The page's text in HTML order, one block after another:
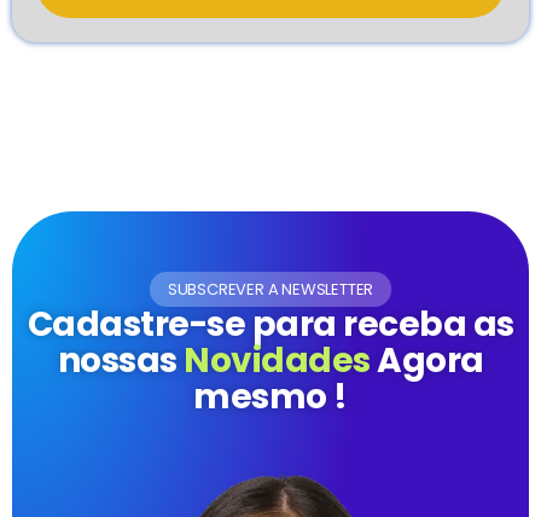
SUBSCREVER A NEWSLETTER
Cadastre-se para receba as
nossas NovidadesAgora
mesmo !